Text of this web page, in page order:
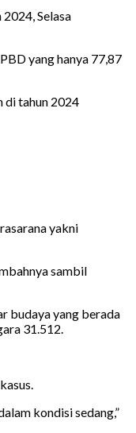
Selasa
yang hanya 77,87
di tahun 2024
yakni
sambil
budaya yang berada
31.512.
kondisi sedang,”